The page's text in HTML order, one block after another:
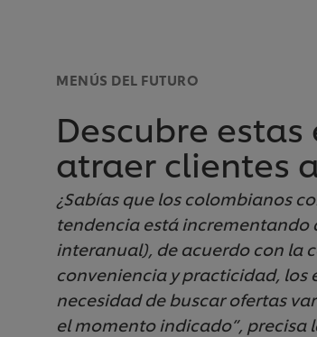
MENÚS DEL FUTURO
Descubre
atraer clientes
¿Sabías que los colombianos
tendencia está incrementando
interanual), de acuerdo con la
conveniencia y practicidad, los
necesidad de buscar ofertas
el momento indicado”, precisa